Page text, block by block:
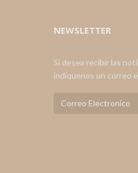
NEWSLETTER
Si desea recibir las
indiquenos un correo